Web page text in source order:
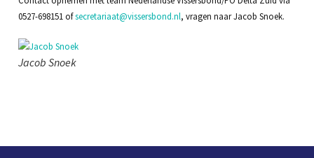
0527-698151 ofsecretariaat@vissersbond.nl, vragen naar Jacob Snoek.
Jacob Snoek